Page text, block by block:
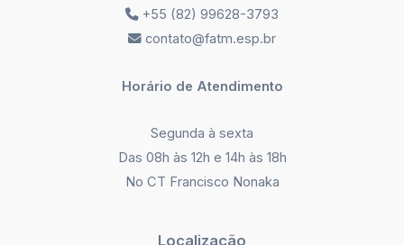
+55 (82) 99628-3793
contato@fatm.esp.br
Horário de Atendimento
Segunda à sexta
Das 08h às 12h e 14h às 18h
No CT Francisco Nonaka
Localização